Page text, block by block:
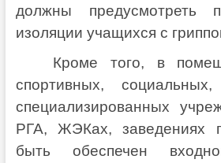
должны предусмотреть
изоляции учащихся с
Кроме того, в
спортивных,
специализированных
РГА, ЖЭКах, заведениях
быть обеспечен